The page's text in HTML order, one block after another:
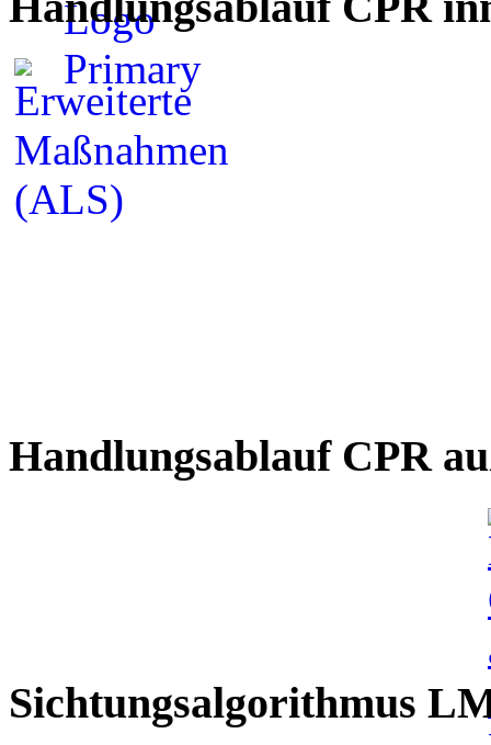
Handlungsablauf CPR
Sichtungsalgorithmus